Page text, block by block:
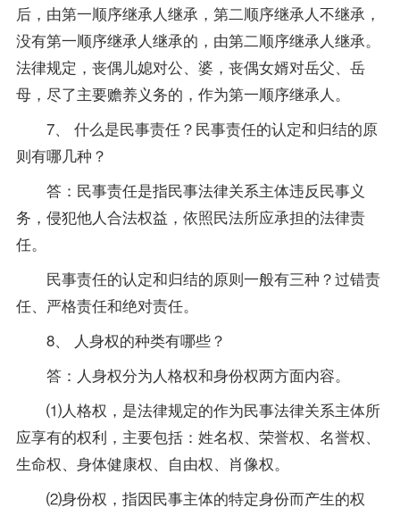
后，由第一顺序继承人继承，第二顺序继承人不继承，
没有第一顺序继承人继承的，由第二顺序继承人继承。
法律规定，丧偶儿媳对公、婆，丧偶女婿对岳父、岳
母，尽了主要赡养义务的，作为第一顺序继承人。
7、 什么是民事责任？民事责任的认定和归结的原
则有哪几种？
答：民事责任是指民事法律关系主体违反民事义
务，侵犯他人合法权益，依照民法所应承担的法律责
任。
民事责任的认定和归结的原则一般有三种？过错责
任、严格责任和绝对责任。
8、 人身权的种类有哪些？
答：人身权分为人格权和身份权两方面内容。
⑴人格权，是法律规定的作为民事法律关系主体所
应享有的权利，主要包括：姓名权、荣誉权、名誉权、
生命权、身体健康权、自由权、肖像权。
⑵身份权，指因民事主体的特定身份而产生的权